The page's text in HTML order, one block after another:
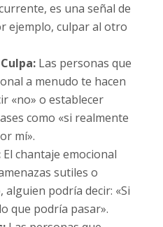
es una señal de
ejemplo, culpar al otro
Las personas que
a menudo te hacen
«no» o establecer
como «si realmente
mí».
El chantaje emocional
sutiles o
alguien podría decir: «Si
que podría pasar».